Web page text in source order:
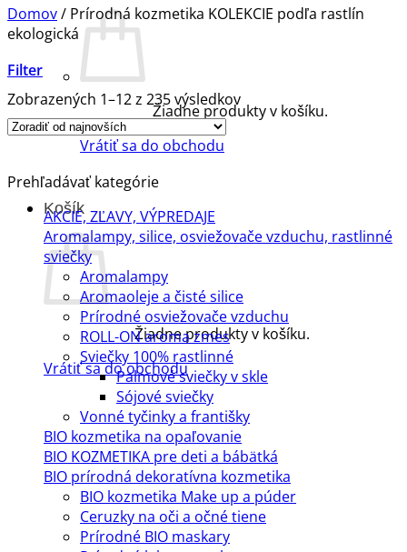
Žiadne produkty v košíku.
Vrátiť sa do obchodu
Košík
Žiadne produkty v košíku.
Vrátiť sa do obchodu
Domov/ Prírodná kozmetika KOLEKCIE podľa rastlín
ekologická
Filter
Zobrazených 1–12 z 235 výsledkovZoradené
podľa
Prehľadávať kategórie
AKCIE, ZĽAVY, VÝPREDAJE
Aromalampy, silice, osviežovače vzduchu, rastlinné
sviečky
Aromalampy
Aromaoleje a čisté silice
Prírodné osviežovače vzduchu
ROLL-ON aroma zmes
Sviečky 100% rastlinné
Palmové sviečky v skle
Sójové sviečky
Vonné tyčinky a františky
BIO kozmetika na opaľovanie
BIO KOZMETIKA pre deti a bábätká
BIO prírodná dekoratívna kozmetika
BIO kozmetika Make up a púder
Ceruzky na oči a očné tiene
Prírodné BIO maskary